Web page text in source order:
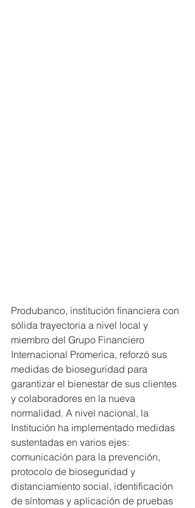
Produbanco, institución financiera con
sólida trayectoria a nivel local y
miembro del Grupo Financiero
Internacional Promerica, reforzó sus
medidas de bioseguridad para
garantizar el bienestar de sus clientes
y colaboradores en la nueva
normalidad. A nivel nacional, la
Institución ha implementado medidas
sustentadas en varios ejes:
comunicación para la prevención,
protocolo de bioseguridad y
distanciamiento social, identificación
de síntomas y aplicación de pruebas